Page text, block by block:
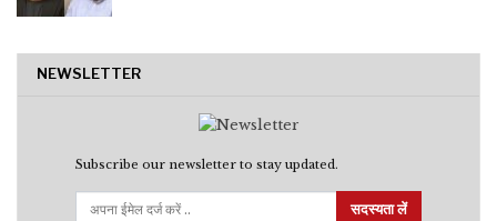
NEWSLETTER
Subscribe our newsletter to stay updated.
सदस्यता लें